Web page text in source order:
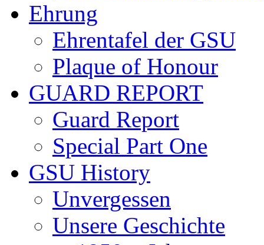
Ehrung
Ehrentafel der GSU
Plaque of Honour
GUARD REPORT
Guard Report
Special Part One
GSU History
Unvergessen
Unsere Geschichte